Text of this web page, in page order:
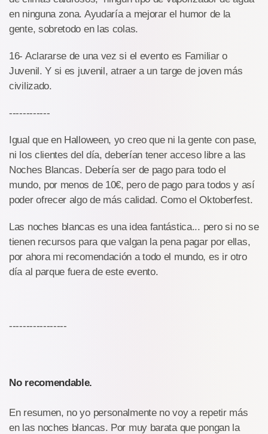
en ninguna zona. Ayudaría a mejorar el humor de la
gente, sobretodo en las colas.
16- Aclararse de una vez si el evento es Familiar o
Juvenil. Y si es juvenil, atraer a un targe de joven más
civilizado.
------------
Igual que en Halloween, yo creo que ni la gente con pase,
ni los clientes del día, deberían tener acceso libre a las
Noches Blancas. Debería ser de pago para todo el
mundo, por menos de 10€, pero de pago para todos y así
poder ofrecer algo de más calidad. Como el Oktoberfest.
Las noches blancas es una idea fantástica... pero si no se
tienen recursos para que valgan la pena pagar por ellas,
por ahora mi recomendación a todo el mundo, es ir otro
día al parque fuera de este evento.
-----------------
No recomendable.
En resumen, no yo personalmente no voy a repetir más
en las noches blancas. Por muy barata que pongan la